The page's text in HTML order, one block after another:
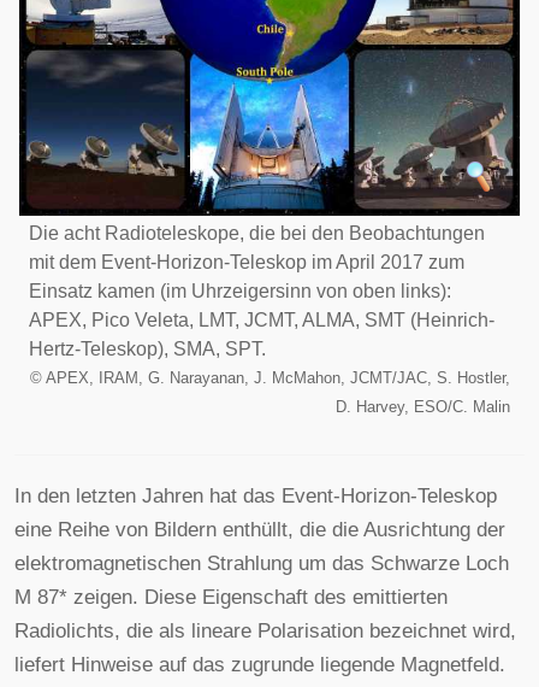
Die acht Radioteleskope, die bei den Beobachtungen
mit dem Event-Horizon-Teleskop im April 2017 zum
Einsatz kamen (im Uhrzeigersinn von oben links):
APEX, Pico Veleta, LMT, JCMT, ALMA, SMT (Heinrich-
Hertz-Teleskop), SMA, SPT.
© APEX, IRAM, G. Narayanan, J. McMahon, JCMT/JAC, S. Hostler,
D. Harvey, ESO/C. Malin
In den letzten Jahren hat das Event-Horizon-Teleskop
eine Reihe von Bildern enthüllt, die die Ausrichtung der
elektromagnetischen Strahlung um das Schwarze Loch
M 87* zeigen. Diese Eigenschaft des emittierten
Radiolichts, die als lineare Polarisation bezeichnet wird,
liefert Hinweise auf das zugrunde liegende Magnetfeld.